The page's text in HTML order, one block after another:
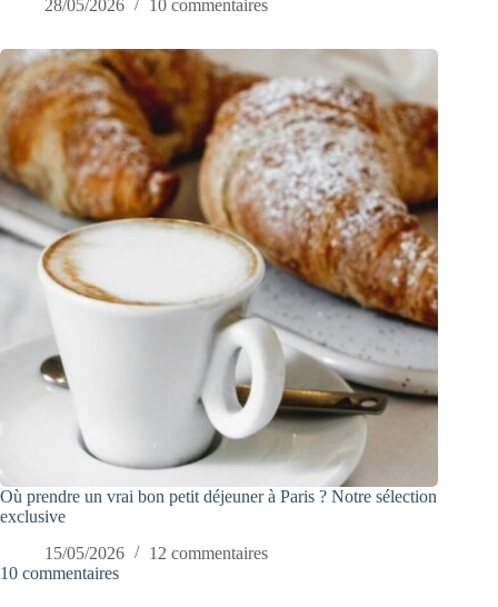
28/05/2026
10 commentaires
Où prendre un vrai bon petit déjeuner à Paris ? Notre sélection
exclusive
15/05/2026
12 commentaires
10 commentaires